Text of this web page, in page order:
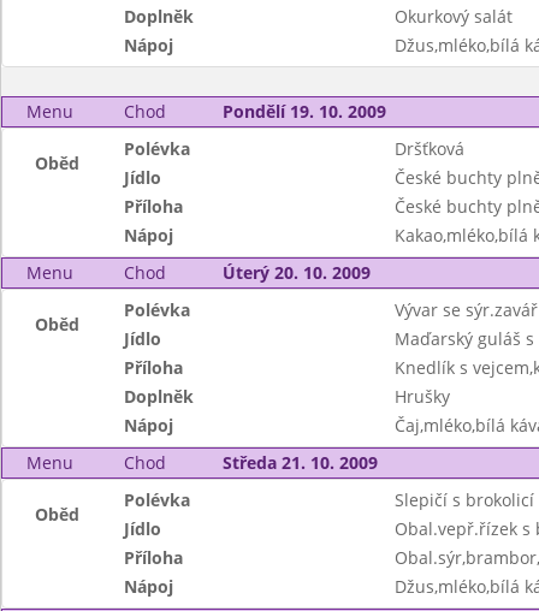
Doplněk
Okurkový salát
Nápoj
Džus,mléko,bílá
Menu Chod Pondělí 19. 10. 2009
Oběd
Polévka
Dršťková
Jídlo
České buchty
Příloha
České buchty
Nápoj
Kakao,mléko,bílá
Menu
Chod Úterý 20. 10. 2009
Oběd
Polévka
Vývar se
Jídlo
Maďarský guláš
Příloha
Knedlík s
Doplněk
Hrušky
Nápoj
Čaj,mléko,bílá
Menu
Chod Středa 21. 10. 2009
Oběd
Polévka
Slepičí s brokolicí
Jídlo
Obal.vepř.řízek s
Příloha
Nápoj
Džus,mléko,bílá